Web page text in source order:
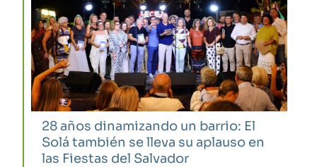
28 años dinamizando un barrio: El
Solá también se lleva su aplauso en
las Fiestas del Salvador